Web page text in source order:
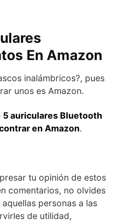
En Amazon
inalámbricos?, pues
unos es Amazon.
5 auriculares Bluetooth
en Amazon.
tu opinión de estos
comentarios, no olvides
personas a las
de utilidad,